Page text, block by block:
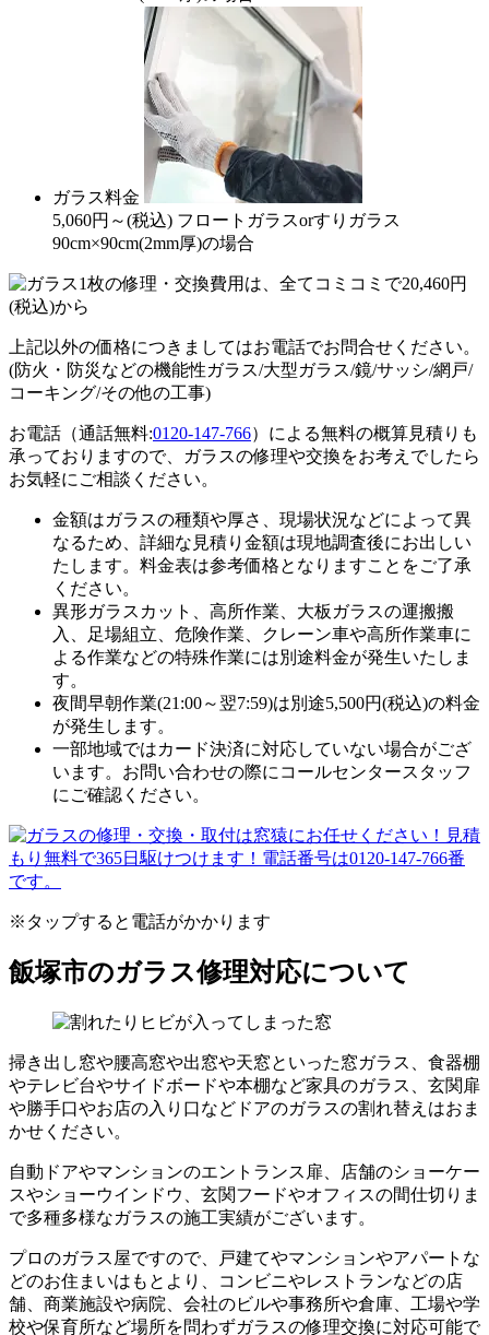
ガラス料金
5,060円～(税込) フロートガラスorすりガラス
90cm×90cm(2mm厚)の場合
上記以外の価格につきましてはお電話でお問合せください。
(防火・防災などの機能性ガラス/大型ガラス/鏡/サッシ/網戸/
コーキング/その他の工事)
お電話（通話無料:0120-147-766）による無料の概算見積りも
承っておりますので、ガラスの修理や交換をお考えでしたら
お気軽にご相談ください。
金額はガラスの種類や厚さ、現場状況などによって異
なるため、 詳細な見積り金額は現地調査後にお出しい
たします。 料金表は参考価格となりますことをご了承
ください。
異形ガラスカット、高所作業、大板ガラスの運搬搬
入、足場組立、危険作業、クレーン車や高所作業車に
よる作業などの特殊作業には別途料金が発生いたしま
す。
夜間早朝作業(21:00～翌7:59)は別途5,500円(税込)の料金
が発生します。
一部地域ではカード決済に対応していない場合がござ
います。お問い合わせの際にコールセンタースタッフ
にご確認ください。
※タップすると電話がかかります
飯塚市のガラス修理対応について
掃き出し窓や腰高窓や出窓や天窓といった窓ガラス、食器棚
やテレビ台やサイドボードや本棚など家具のガラス、玄関扉
や勝手口やお店の入り口などドアのガラスの割れ替えはおま
かせください。
自動ドアやマンションのエントランス扉、店舗のショーケー
スやショーウインドウ、玄関フードやオフィスの間仕切りま
で多種多様なガラスの施工実績がございます。
プロのガラス屋ですので、戸建てやマンションやアパートな
どのお住まいはもとより、コンビニやレストランなどの店
舗、商業施設や病院、会社のビルや事務所や倉庫、工場や学
校や保育所など場所を問わずガラスの修理交換に対応可能で